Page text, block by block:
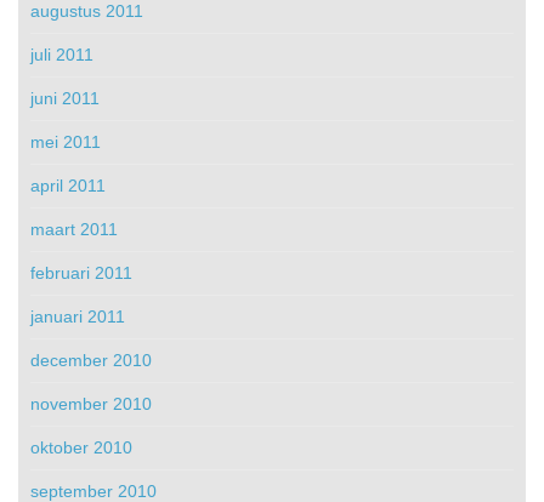
augustus 2011
juli 2011
juni 2011
mei 2011
april 2011
maart 2011
februari 2011
januari 2011
december 2010
november 2010
oktober 2010
september 2010